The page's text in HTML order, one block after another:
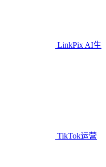
LinkPix AI生
TikTok运营